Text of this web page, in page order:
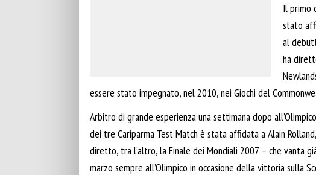
Il primo
stato
al
ha
essere stato impegnato, nel 2010, nei Giochi del
Arbitro di grande esperienza una settimana dopo
dei tre Cariparma Test Match è stata affidata a Alain
diretto, tra l’altro, la Finale dei Mondiali 2007 – che vanta
marzo sempre all’Olimpico in occasione della vittoria sulla